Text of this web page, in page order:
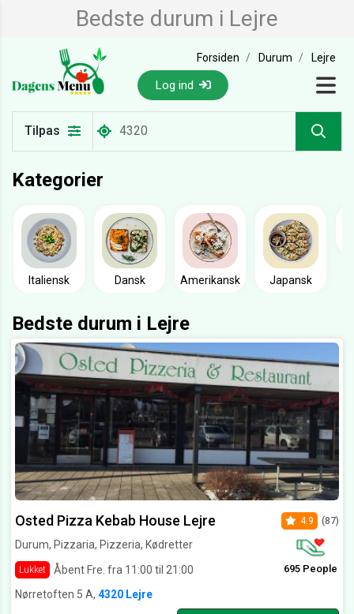
Bedste durum i Lejre
Forsiden Durum Lejre
Log ind
Tilpas
Kategorier
Italiensk Dansk Amerikansk Japansk
Bedste durum i Lejre
Osted Pizza Kebab House Lejre
Durum, Pizzaria, Pizzeria, Kødretter
Lukket Åbent Fre. fra 11:00 til 21:00
4.9 (87)
695 People
Nørretoften 5 A, 4320 Lejre